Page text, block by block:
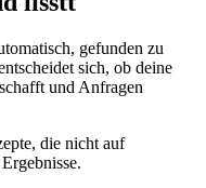
gefunden zu
sich, ob deine
und Anfragen
die nicht auf